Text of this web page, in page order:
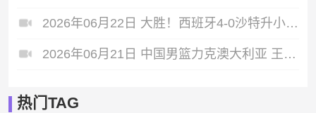
2026年06月22日 大胜！西班牙4-0沙特升小组第1 亚马尔首球奥亚萨瓦尔2射1传+中柱
2026年06月21日 中国男篮力克澳大利亚 王俊杰23+6&连拿关键5分 崔永熙12分
热门TAG